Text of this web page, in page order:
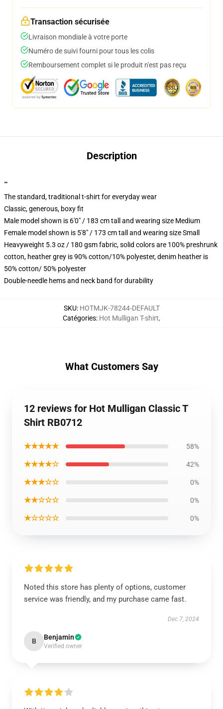
Transaction sécurisée
Livraison mondiale à votre porte
Numéro de suivi fourni pour tous les colis
Remboursement complet si le produit n'est pas reçu
Description
""
The standard, traditional t-shirt for everyday wear
Classic, generous, boxy fit
Male model shown is 6'0" / 183 cm tall and wearing size Medium
Female model shown is 5'8" / 173 cm tall and wearing size Small
Heavyweight 5.3 oz / 180 gsm fabric, solid colors are 100% preshrunk
cotton, heather grey is 90% cotton/10% polyester, denim heather is
50% cotton/ 50% polyester
Double-needle hems and neck band for durability
SKU: HOTMJK-78244-DEFAULT
Catégories: Hot Mulligan T-shirt,
What Customers Say
12 reviews for Hot Mulligan Classic T
Shirt RB0712
★★★★★ 58%
★★★★☆ 42%
★★★☆☆ 0%
★★☆☆☆ 0%
★☆☆☆☆ 0%
Noted this store has plenty of options, customer
service was friendly, and my purchase came fast.
Dec 7, 2024
B Benjamin
Verified owner